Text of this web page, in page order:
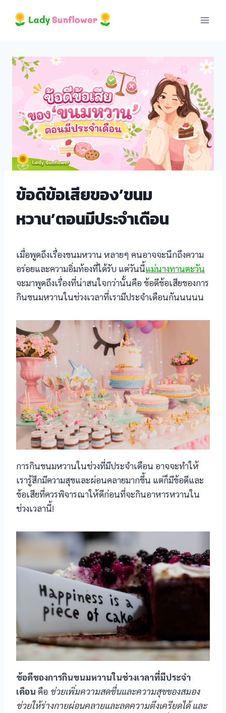
ข้อดีข้อเสียของ’ขนม
หวาน’ตอนมีประจำเดือน
เมื่อพูดถึงเรื่องขนมหวาน หลายๆ คนอาจจะนึกถึงความ
อร่อยและความอิ่มท้องที่ได้รับ แต่วันนี้แม่นางทานตะวัน
จะมาพูดถึงเรื่องที่น่าสนใจกว่านั้นคือ ข้อดีข้อเสียของการ
กินขนมหวานในช่วงเวลาที่เรามีประจำเดือนกันนนนน
การกินขนมหวานในช่วงที่มีประจำเดือน อาจจะทำให้
เรารู้สึกมีความสุขและผ่อนคลายมากขึ้น แต่ก็มีข้อดีและ
ข้อเสียที่ควรพิจารณาให้ดีก่อนที่จะกินอาหารหวานใน
ช่วงเวลานี้!
ข้อดีของการกินขนมหวานในช่วงเวลาที่มีประจำ
เดือน คือ ช่วยเพิ่มความสดชื่นและความสุขของสมอง
ช่วยให้ร่างกายผ่อนคลายและลดความตึงเครียดได้ และ